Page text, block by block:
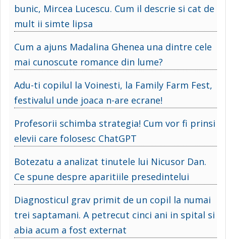
bunic, Mircea Lucescu. Cum il descrie si cat de
mult ii simte lipsa
Cum a ajuns Madalina Ghenea una dintre cele
mai cunoscute romance din lume?
Adu-ti copilul la Voinesti, la Family Farm Fest,
festivalul unde joaca n-are ecrane!
Profesorii schimba strategia! Cum vor fi prinsi
elevii care folosesc ChatGPT
Botezatu a analizat tinutele lui Nicusor Dan.
Ce spune despre aparitiile presedintelui
Diagnosticul grav primit de un copil la numai
trei saptamani. A petrecut cinci ani in spital si
abia acum a fost externat